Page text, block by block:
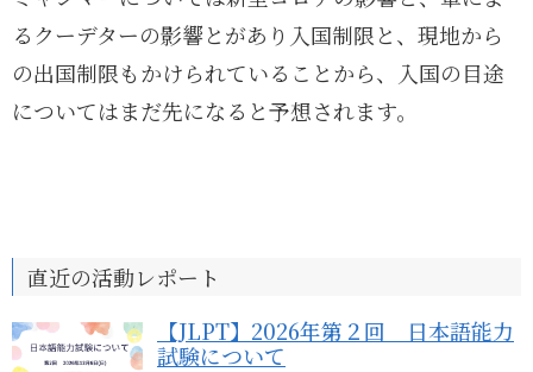
るクーデターの影響とがあり入国制限と、現地から
の出国制限もかけられていることから、入国の目途
についてはまだ先になると予想されます。
直近の活動レポート
【JLPT】2026年第２回 日本語能力
試験について